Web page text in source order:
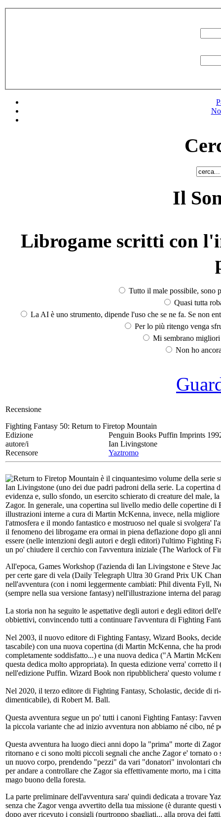
Il
Librogame scritti con
Tutto il male possibile, sono
Quasi tutta
La AI è uno strumento, dipende l'uso che se ne fa. Se non
Per lo più ritengo venga
Mi sembrano
Non ho
Recensione
Fighting Fantasy 50: Return to Firetop Mountain
Edizione
Penguin Books Puffin Imprints
autore/i
Ian Livingstone
Recensore
Yaztromo
Return to Firetop Mountain è il cinquantesimo volume della serie
Ian Livingstone (uno dei due padri padroni della serie. La copertina
evidenza e, sullo sfondo, un esercito schierato di creature del male,
Zagor. In generale, una copertina sul livello medio delle copertine
illustrazioni interne a cura di Martin McKenna, invece, nella
l'atmosfera e il mondo fantastico e mostruoso nel quale si svolgera'
il fenomeno dei librogame era ormai in piena deflazione dopo gli
essere (nelle intenzioni degli autori e degli editori) l'ultimo Fighting
un po' chiudere il cerchio con l'avventura iniziale (The Warlock of
All'epoca, Games Workshop (l'azienda di Ian Livingstone e Steve
per certe gare di vela (Daily Telegraph Ultra 30 Grand Prix UK
nell'avventura (con i nomi leggermente cambiati: Phil diventa Fyll,
(sempre nella sua versione fantasy) nell'illustrazione interna del
La storia non ha seguito le aspettative degli autori e degli editori
obbiettivi, convincendo tutti a continuare l'avventura di Fighting
Nel 2003, il nuovo editore di Fighting Fantasy, Wizard Books,
tascabile) con una nuova copertina (di Martin McKenna, che ha
completamente soddisfatto...) e una nuova dedica ("A Martin
questa dedica molto appropriata). In questa edizione verra' corretto
nell'edizione Puffin. Wizard Book non ripubblichera' questo volume
Nel 2020, il terzo editore di Fighting Fantasy, Scholastic, decide di
dimenticabile), di Robert M. Ball.
Questa avventura segue un po' tutti i canoni Fighting Fantasy:
la piccola variante che ad inizio avventura non abbiamo né cibo, né
Questa avventura ha luogo dieci anni dopo la "prima" morte di
ritornano e ci sono molti piccoli segnali che anche Zagor e' tornato
un nuovo corpo, prendendo "pezzi" da vari "donatori" involontari
per andare a controllare che Zagor sia effettivamente morto, ma i
mago buono della foresta.
La parte preliminare dell'avventura sara' quindi dedicata a trovare
senza che Zagor venga avvertito della tua missione (è durante
dopo aver ricevuto i consigli (purtroppo sbagliati... alla prova dei